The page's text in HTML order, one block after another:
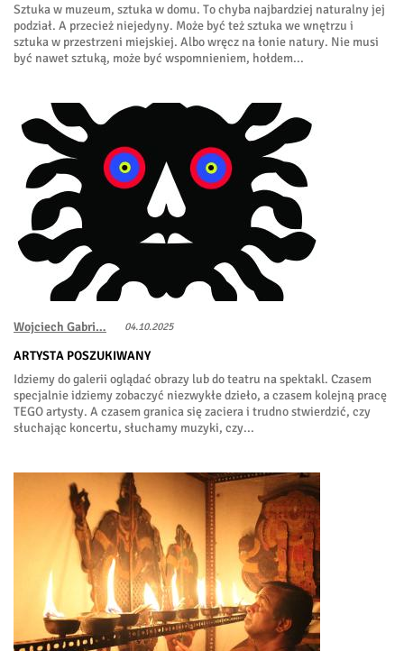
Sztuka w muzeum, sztuka w domu. To chyba najbardziej naturalny jej
podział. A przecież niejedyny. Może być też sztuka we wnętrzu i
sztuka w przestrzeni miejskiej. Albo wręcz na łonie natury. Nie musi
być nawet sztuką, może być wspomnieniem, hołdem...
Wojciech Gabri… 04.10.2025
ARTYSTA POSZUKIWANY
Idziemy do galerii oglądać obrazy lub do teatru na spektakl. Czasem
specjalnie idziemy zobaczyć niezwykłe dzieło, a czasem kolejną pracę
TEGO artysty. A czasem granica się zaciera i trudno stwierdzić, czy
słuchając koncertu, słuchamy muzyki, czy...